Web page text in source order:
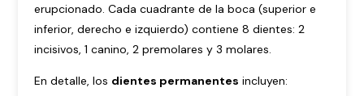
erupcionado. Cada cuadrante de la boca (superior e
inferior, derecho e izquierdo) contiene 8 dientes: 2
incisivos, 1 canino, 2 premolares y 3 molares.
En detalle, los dientes permanentes incluyen: